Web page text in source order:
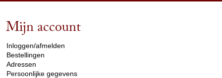
Mijn account
Inloggen/afmelden
Bestellingen
Adressen
Persoonlijke gegevens